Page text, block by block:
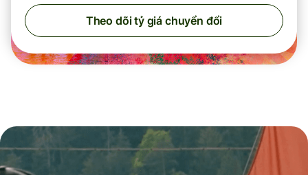
Theo dõi tỷ giá chuyển đổi